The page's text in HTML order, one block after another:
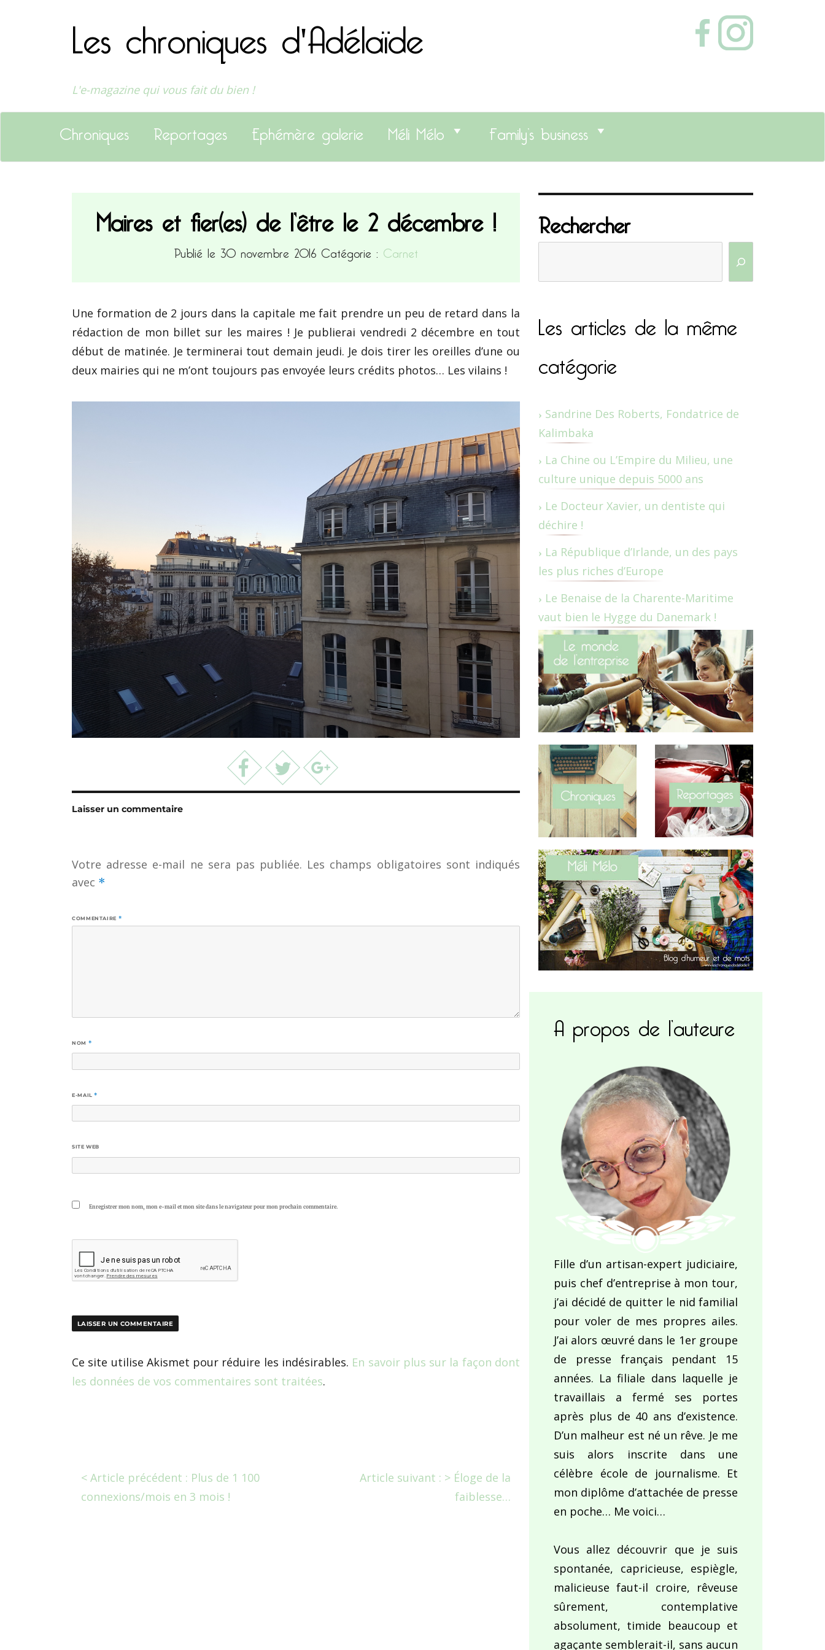
Les chroniques d'Adélaïde
L'e-magazine qui vous fait du bien !
Chroniques Reportages Ephémère galerie Méli Mélo Family’s business
Maires et fier(es) de l’être le 2 décembre !
Publié le 30 novembre 2016 Catégorie : Carnet
Une formation de 2 jours dans la capitale me fait prendre un peu de retard dans la
rédaction de mon billet sur les maires ! Je publierai vendredi 2 décembre en tout
début de matinée. Je terminerai tout demain jeudi. Je dois tirer les oreilles d’une ou
deux mairies qui ne m’ont toujours pas envoyée leurs crédits photos… Les vilains !
Laisser un commentaire
Votre adresse e-mail ne sera pas publiée. Les champs obligatoires sont indiqués
avec *
COMMENTAIRE *
NOM *
E-MAIL*
SITE WEB
Enregistrer mon nom, mon e-mail et mon site dans le navigateur pour mon prochain commentaire.
Ce site utilise Akismet pour réduire les indésirables. En savoir plus sur la façon dont
les données de vos commentaires sont traitées.
< Article précédent : Plus de 1 100
connexions/mois en 3 mois !
Article suivant : > Éloge de la
faiblesse…
Rechercher
Les articles de la même
catégorie
Sandrine Des Roberts, Fondatrice de
Kalimbaka
La Chine ou L’Empire du Milieu, une
culture unique depuis 5000 ans
Le Docteur Xavier, un dentiste qui
déchire !
La République d’Irlande, un des pays
les plus riches d’Europe
Le Benaise de la Charente-Maritime
vaut bien le Hygge du Danemark !
A propos de l’auteure
Fille d’un artisan-expert judiciaire,
puis chef d’entreprise à mon tour,
j’ai décidé de quitter le nid familial
pour voler de mes propres ailes.
J’ai alors œuvré dans le 1er groupe
de presse français pendant 15
années. La filiale dans laquelle je
travaillais a fermé ses portes
après plus de 40 ans d’existence.
D’un malheur est né un rêve. Je me
suis alors inscrite dans une
célèbre école de journalisme. Et
mon diplôme d’attachée de presse
en poche… Me voici…
Vous allez découvrir que je suis
spontanée, capricieuse, espiègle,
malicieuse faut-il croire, rêveuse
sûrement, contemplative
absolument, timide beaucoup et
agaçante semblerait-il, sans aucun